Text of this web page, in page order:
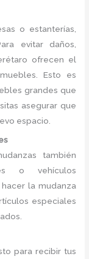
o estanterías,
evitar daños,
ofrecen el
Esto es
grandes que
asegurar que
espacio.
también
o vehículos
la mudanza
especiales
para recibir tus